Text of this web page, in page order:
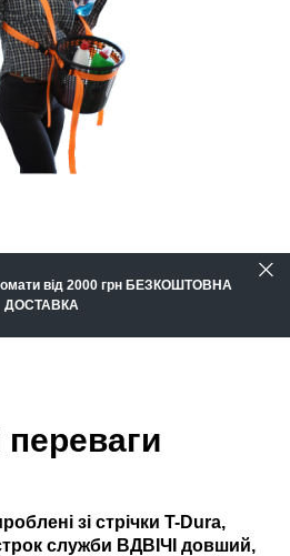
від 2000 грн БЕЗКОШТОВНА
ДОСТАВКА
переваги
зі стрічки T-Dura,
служби ВДВІЧІ довший,